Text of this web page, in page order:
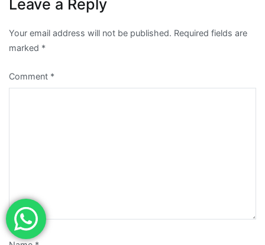
Leave a Reply
Your email address will not be published. Required fields are
marked *
Comment *